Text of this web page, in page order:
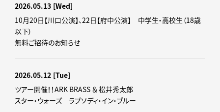
2026.05.13 [Wed]
10月20日【川口公演】、22日【府中公演】 中学生・高校生（18歳
以下）
無料ご招待のお知らせ
2026.05.12 [Tue]
ツアー開催！！ARK BRASS ＆ 松井秀太郎
スター・ウォーズ ラプソディ・イン・ブルー